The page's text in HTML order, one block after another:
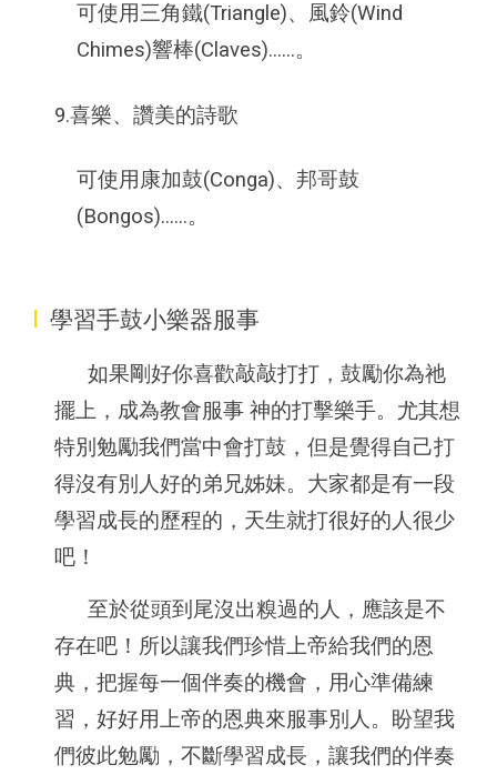
可使用三角鐵(Triangle)、風鈴(Wind
Chimes)響棒(Claves)......。
9.喜樂、讚美的詩歌
可使用康加鼓(Conga)、邦哥鼓
(Bongos)......。
I學習手鼓小樂器服事
如果剛好你喜歡敲敲打打，鼓勵你為祂
擺上，成為教會服事 神的打擊樂手。尤其想
特別勉勵我們當中會打鼓，但是覺得自己打
得沒有別人好的弟兄姊妹。大家都是有一段
學習成長的歷程的，天生就打很好的人很少
吧！
至於從頭到尾沒出糗過的人，應該是不
存在吧！所以讓我們珍惜上帝給我們的恩
典，把握每一個伴奏的機會，用心準備練
習，好好用上帝的恩典來服事別人。盼望我
們彼此勉勵，不斷學習成長，讓我們的伴奏